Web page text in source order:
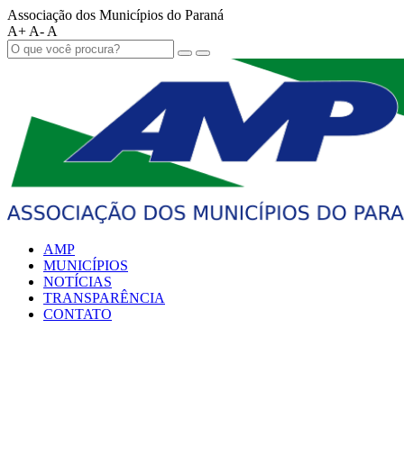
Associação dos Municípios do Paraná
A+ A- A
AMP
MUNICÍPIOS
NOTÍCIAS
TRANSPARÊNCIA
CONTATO